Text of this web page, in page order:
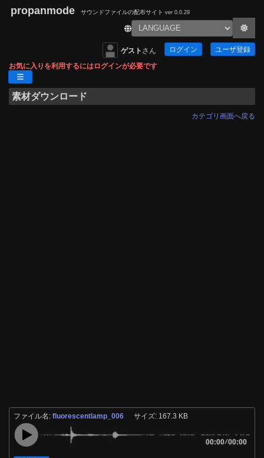
propanmode サウンドファイルの配布サイト ver 0.0.29
ゲスト さん ログイン ユーザ登録
お気に入りを利用するにはログインが必要です
素材ダウンロード
カテゴリ画面へ戻る
ファイル名:fluorescentlamp_006 サイズ: 167.3 KB
00:00/00:00